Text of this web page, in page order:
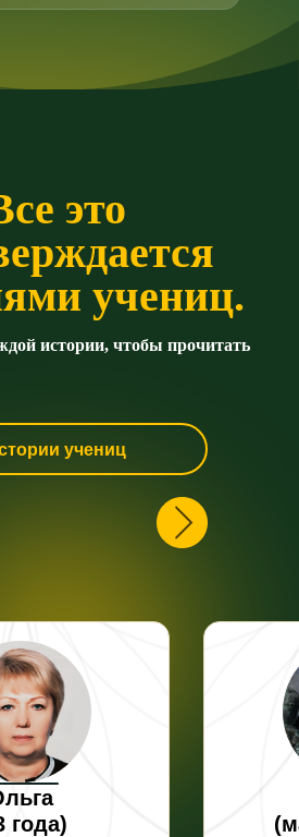
се это
учениц.
истории, чтобы прочитать
учениц
года)